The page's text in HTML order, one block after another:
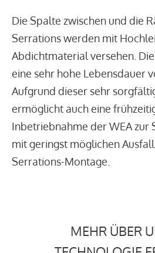
Die Spalte zwischen und die
Serrations werden mit
Abdichtmaterial versehen.
eine sehr hohe Lebensdauer
Aufgrund dieser sehr
ermöglicht auch eine
Inbetriebnahme der WEA
mit geringst möglichen
Serrations-Montage.
MEHR ÜBER